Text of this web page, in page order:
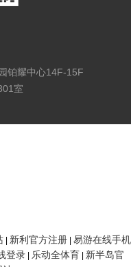
铂耀中心14F-15F
室
新利官方注册 易游在线手机
登录 乐动全体育
新半岛官